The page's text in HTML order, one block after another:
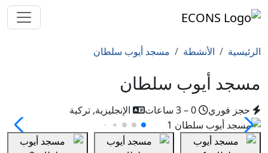
الرئيسية الأنشطة مسجد أيوب سلطان
مسجد أيوب سلطان
حجز فوري الإنجليزية, تركية